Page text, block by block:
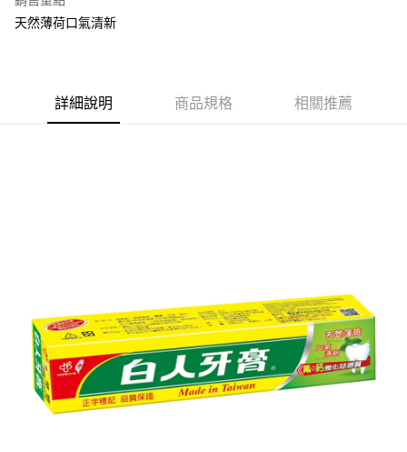
AFTEE先享後付
１．簡單：不需註冊會員、不需綁卡、不需儲值。
２．便利：只要手機號碼，簡訊認證，即可結帳。
※ 交易是否成功請以「AFTEE先享後付 」之結帳頁面顯示為準，若有關於
是否繳費成功／繳費後需取消欲退款等相關疑問，請聯繫「AFTEE先享後付
客戶支援中心」https://netprotections.freshdesk.com/support/home
【注意事項】
１．透過由恩沛科技股份有限公司提供之「AFTEE先享後付」服務完成之交
易，需依本服務之必要範圍內提供個人資料，並將交易相關給付款項請求債
付款後7-11取貨
每筆NT$60，滿NT$599(含以上)免運費
宅配
每筆NT$120，滿NT$899(含以上)免運費
天然薄荷口氣清新
詳細說明 商品規格 相關推薦